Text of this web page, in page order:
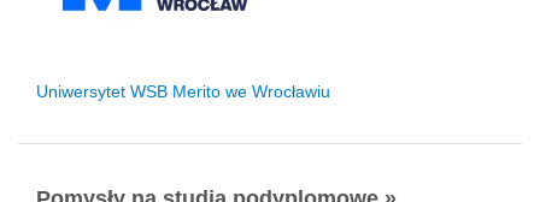
Uniwersytet WSB Merito we Wrocławiu